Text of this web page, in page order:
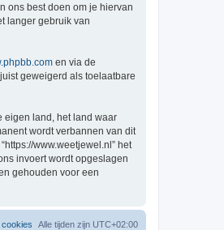
ons best doen om je hiervan
langer gebruik van
en via de
geweigerd als toelaatbare
eigen land, het land waar
wordt verbannen van dit
www.weetjewel.nl” het
invoert wordt opgeslagen
gehouden voor een
Alle tijden zijn UTC+02:00
cookies